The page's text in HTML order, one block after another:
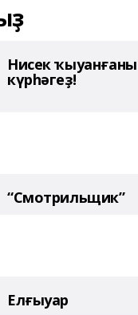
Нисек
күрһәгеҙ!
“Смотрильщик”
Елғыуар